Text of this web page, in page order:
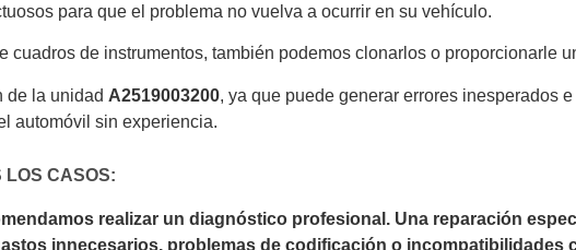
para que el problema no vuelva a ocurrir en su vehículo.
cuadros de instrumentos, también podemos clonarlos o proporcionarle
de la unidad A2519003200, ya que puede generar errores inesperados
automóvil sin experiencia.
LOS CASOS:
realizar un diagnóstico profesional. Una reparación
innecesarios, problemas de codificación o incompatibilidades